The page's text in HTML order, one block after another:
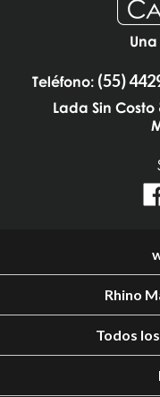
Teléfono: (55)
Lada Sin Costo
Rhino
Todos